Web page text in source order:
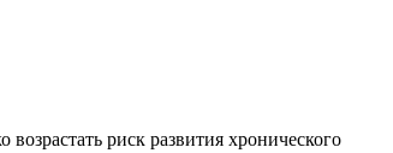
риск развития хронического